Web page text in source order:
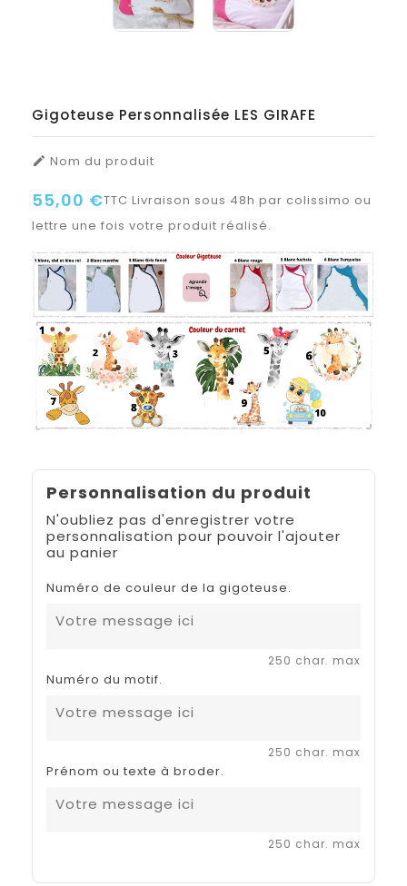
Gigoteuse Personnalisée LES GIRAFE
 Nom du produit
55,00 €TTC Livraison sous 48h par colissimo ou
lettre une fois votre produit réalisé.
Personnalisation du produit
N'oubliez pas d'enregistrer votre
personnalisation pour pouvoir l'ajouter
au panier
Numéro de couleur de la gigoteuse.
250 char. max
Numéro du motif.
250 char. max
Prénom ou texte à broder.
250 char. max